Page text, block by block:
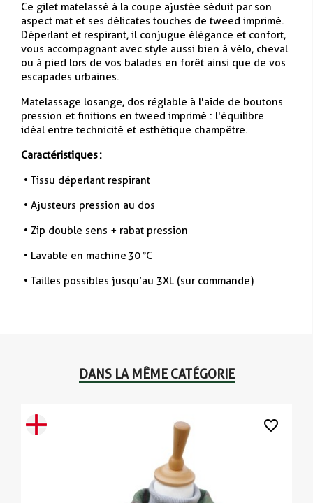
Ce gilet matelassé à la coupe ajustée séduit par son
aspect mat et ses délicates touches de tweed imprimé.
Déperlant et respirant, il conjugue élégance et confort,
vous accompagnant avec style aussi bien à vélo, cheval
ou à pied lors de vos balades en forêt ainsi que de vos
escapades urbaines.
Matelassage losange, dos réglable à l'aide de boutons
pression et finitions en tweed imprimé : l'équilibre
idéal entre technicité et esthétique champêtre.
Caractéristiques :
• Tissu déperlant respirant
• Ajusteurs pression au dos
• Zip double sens + rabat pression
• Lavable en machine 30 °C
• Tailles possibles jusqu’au 3XL (sur commande)
DANS LA MÊME CATÉGORIE
favorite_border